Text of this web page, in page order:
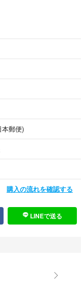
ミニにて発送致します。
ご変更も可能です。
郵便)
購入の流れを確認する
LINEで送る